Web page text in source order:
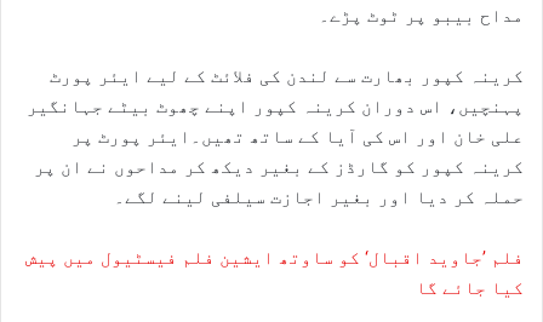
مداح بیبو پر ٹوٹ پڑے۔
کرینہ کپور بھارت سے لندن کی فلائٹ کے لیے ایئر پورٹ
پہنچیں، اس دوران کرینہ کپور اپنے چھوٹ بیٹے جہانگیر
علی خان اور اس کی آیا کے ساتھ تھیں۔ایئر پورٹ پر
کرینہ کپور کو گارڈز کے بغیر دیکھ کر مداحوں نے ان پر
حملہ کر دیا اور بغیر اجازت سیلفی لینے لگے۔
فلم ’جاوید اقبال‘ کو ساوتھ ایشین فلم فیسٹیول میں پیش
کیا جائے گا